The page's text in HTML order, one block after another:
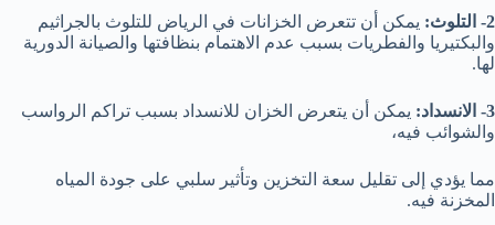
2- التلوث:
يمكن أن تتعرض الخزانات في الرياض للتلوث بالجراثيم
والبكتيريا والفطريات بسبب عدم الاهتمام بنظافتها والصيانة الدورية
لها.
3- الانسداد:
يمكن أن يتعرض الخزان للانسداد بسبب تراكم الرواسب
والشوائب فيه،
مما يؤدي إلى تقليل سعة التخزين وتأثير سلبي على جودة المياه
المخزنة فيه.